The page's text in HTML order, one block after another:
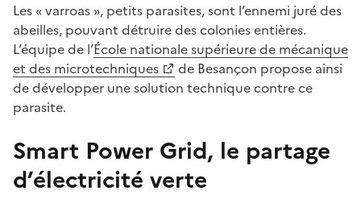
Les « varroas », petits parasites, sont l’ennemi juré des
abeilles, pouvant détruire des colonies entières.
L’équipe de l’École nationale supérieure de mécanique
et des microtechniques
de Besançon propose ainsi
de développer une solution technique contre ce
parasite.
Smart Power Grid, le partage
d’électricité verte